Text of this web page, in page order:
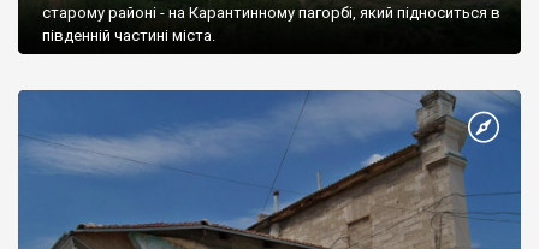
старому районі - на Карантинному пагорбі, який підноситься в
південній частині міста.